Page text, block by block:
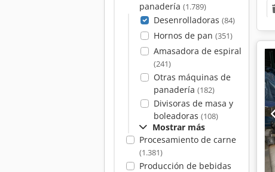
panadería (1.789)
Desenrolladoras (84)
Hornos de pan (351)
Amasadora de espiral
(241)
Otras máquinas de
panadería (182)
Divisoras de masa y
boleadoras (108)
Mostrar más
Procesamiento de carne
(1.381)
Producción de bebidas